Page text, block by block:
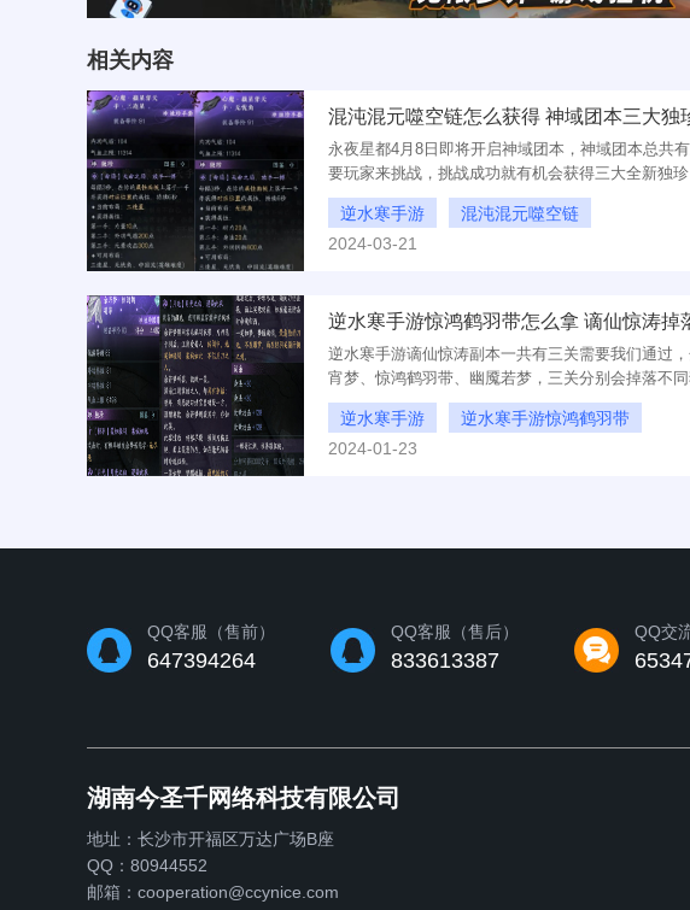
相关内容
混沌混元噬空链怎么获得 神域团本三大独
永夜星都4月8日即将开启神域团本，神域团本总共
要玩家来挑战，挑战成功就有机会获得三大全新独
括了心魔摘星弈天手、混沌混元噬空链和柳沧海永夜
逆水寒手游
混沌混元噬空链
混沌混元噬空链怎么获得
2024-03-21
逆水寒手游惊鸿鹤羽带怎么拿 谪仙惊涛掉
逆水寒手游谪仙惊涛副本一共有三关需要我们通过，
宵梦、惊鸿鹤羽带、幽魇若梦，三关分别会掉落不
如第一关碎月宵梦就会掉落惊鸿鹤羽带，更多独珍相
看看下面的内容。
逆水寒手游
逆水寒手游惊鸿鹤羽带
逆水寒手游惊鸿鹤羽带怎么拿
2024-01-23
QQ客服（售前）
647394264
QQ客服（售后）
833613387
QQ交
湖南今圣千网络科技有限公司
地址：长沙市开福区万达广场B座
QQ：80944552
邮箱：cooperation@ccynice.com